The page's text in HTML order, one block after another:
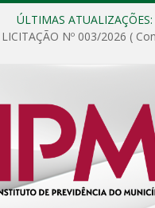
ÚLTIMAS ATUALIZAÇÕES: